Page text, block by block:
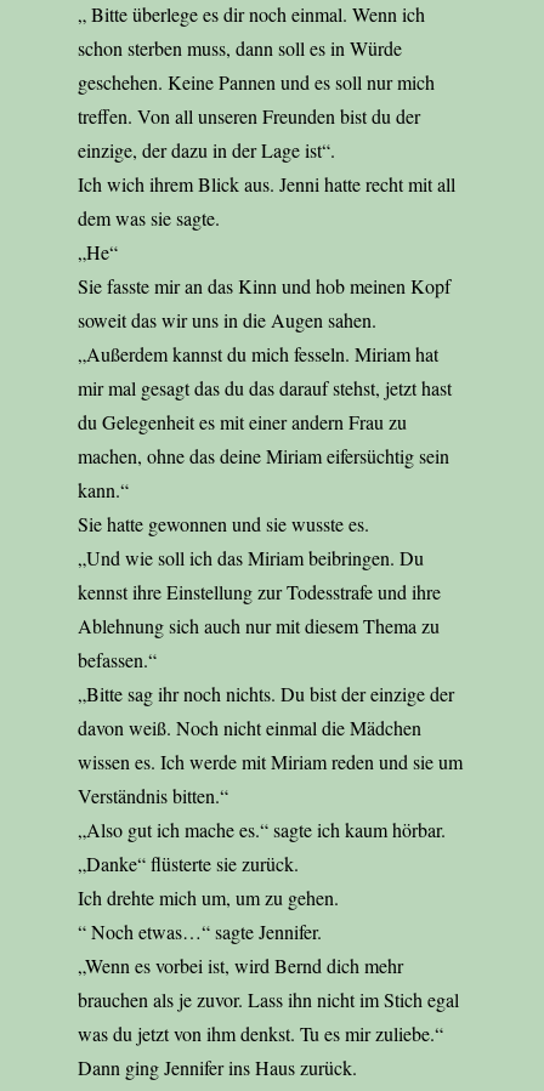
„ Bitte überlege es dir noch einmal. Wenn ich
schon sterben muss, dann soll es in Würde
geschehen. Keine Pannen und es soll nur mich
treffen. Von all unseren Freunden bist du der
einzige, der dazu in der Lage ist“.
Ich wich ihrem Blick aus. Jenni hatte recht mit all
dem was sie sagte.
„He“
Sie fasste mir an das Kinn und hob meinen Kopf
soweit das wir uns in die Augen sahen.
„Außerdem kannst du mich fesseln. Miriam hat
mir mal gesagt das du das darauf stehst, jetzt hast
du Gelegenheit es mit einer andern Frau zu
machen, ohne das deine Miriam eifersüchtig sein
kann.“
Sie hatte gewonnen und sie wusste es.
„Und wie soll ich das Miriam beibringen. Du
kennst ihre Einstellung zur Todesstrafe und ihre
Ablehnung sich auch nur mit diesem Thema zu
befassen.“
„Bitte sag ihr noch nichts. Du bist der einzige der
davon weiß. Noch nicht einmal die Mädchen
wissen es. Ich werde mit Miriam reden und sie um
Verständnis bitten.“
„Also gut ich mache es.“ sagte ich kaum hörbar.
„Danke“ flüsterte sie zurück.
Ich drehte mich um, um zu gehen.
“ Noch etwas…“ sagte Jennifer.
„Wenn es vorbei ist, wird Bernd dich mehr
brauchen als je zuvor. Lass ihn nicht im Stich egal
was du jetzt von ihm denkst. Tu es mir zuliebe.“
Dann ging Jennifer ins Haus zurück.